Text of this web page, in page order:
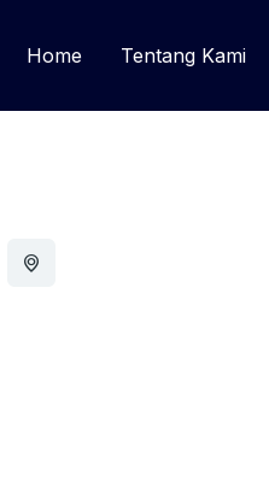
Home Tentang Kami